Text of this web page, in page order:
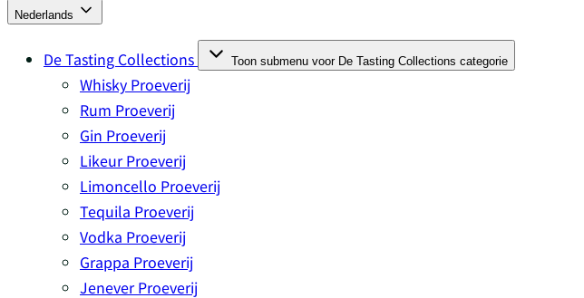
Nederlands
De Tasting Collections Toon submenu voor De Tasting Collections categorie
Whisky Proeverij
Rum Proeverij
Gin Proeverij
Likeur Proeverij
Limoncello Proeverij
Tequila Proeverij
Vodka Proeverij
Grappa Proeverij
Jenever Proeverij